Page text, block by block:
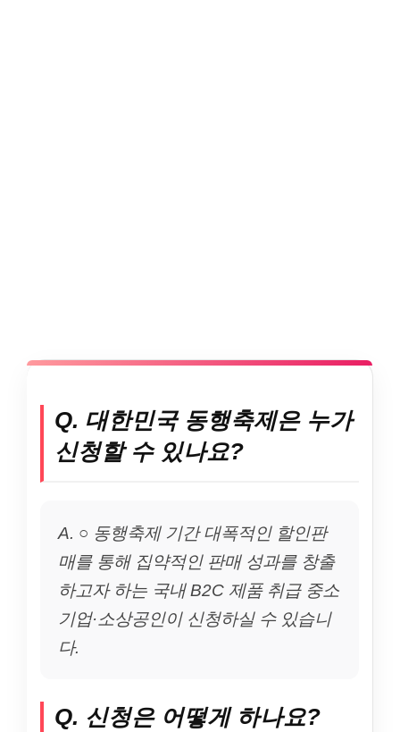
Q. 대한민국 동행축제은 누가
신청할 수 있나요?
A. ○ 동행축제 기간 대폭적인 할인판
매를 통해 집약적인 판매 성과를 창출
하고자 하는 국내 B2C 제품 취급 중소
기업·소상공인이 신청하실 수 있습니
다.
Q. 신청은 어떻게 하나요?